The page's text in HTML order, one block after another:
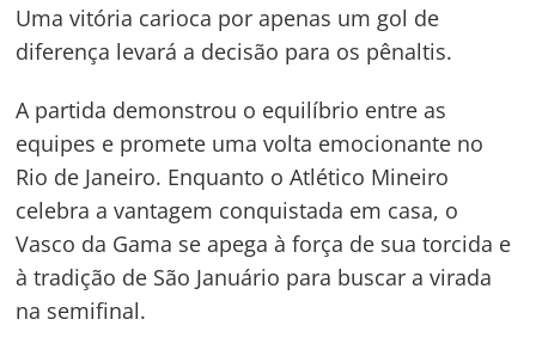
Uma vitória carioca por apenas um gol de
diferença levará a decisão para os pênaltis.
A partida demonstrou o equilíbrio entre as
equipes e promete uma volta emocionante no
Rio de Janeiro. Enquanto o Atlético Mineiro
celebra a vantagem conquistada em casa, o
Vasco da Gama se apega à força de sua torcida e
à tradição de São Januário para buscar a virada
na semifinal.